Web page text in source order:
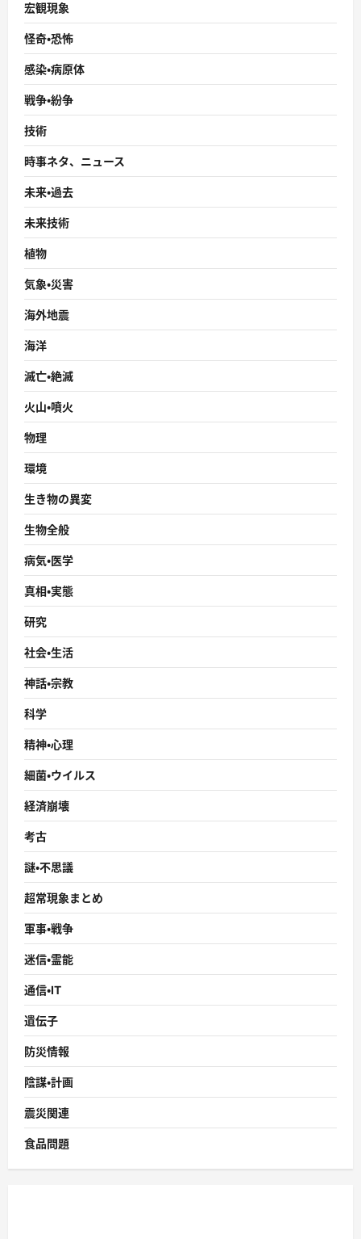
宏観現象
怪奇・恐怖
感染・病原体
戦争・紛争
技術
時事ネタ、ニュース
未来・過去
未来技術
植物
気象・災害
海外地震
海洋
滅亡・絶滅
火山・噴火
物理
環境
生き物の異変
生物全般
病気・医学
真相・実態
研究
社会・生活
神話・宗教
科学
精神・心理
細菌・ウイルス
経済崩壊
考古
謎・不思議
超常現象まとめ
軍事・戦争
迷信・霊能
通信・IT
遺伝子
防災情報
陰謀・計画
震災関連
食品問題